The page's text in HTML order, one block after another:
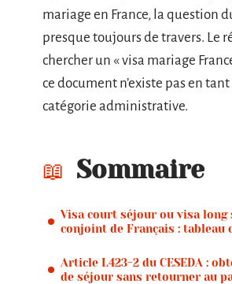
mariage en France, la question
presque toujours de travers. Le
chercher un « visa mariage
ce document n’existe pas en
catégorie administrative.
Sommaire
Visa court séjour ou visa long
conjoint de Français : tableau
Article L423-2 du CESEDA :
de séjour sans retourner au